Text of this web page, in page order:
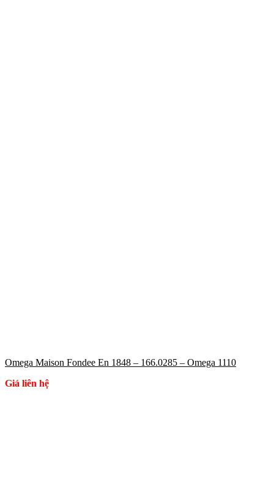
Omega Maison Fondee En 1848 – 166.0285 – Omega 1110
Giá liên hệ